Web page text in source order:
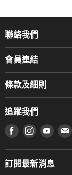
聯絡我們
服務部
通利工程
登記保養
產品序號查詢
聯絡我們
會員連結
香港管弦樂導師協會
條款及細則
使用條款及細則
私隱條款
門市購買產品及服務
追蹤我們
在 Facebook 上找
在 在
訂閱最新消息